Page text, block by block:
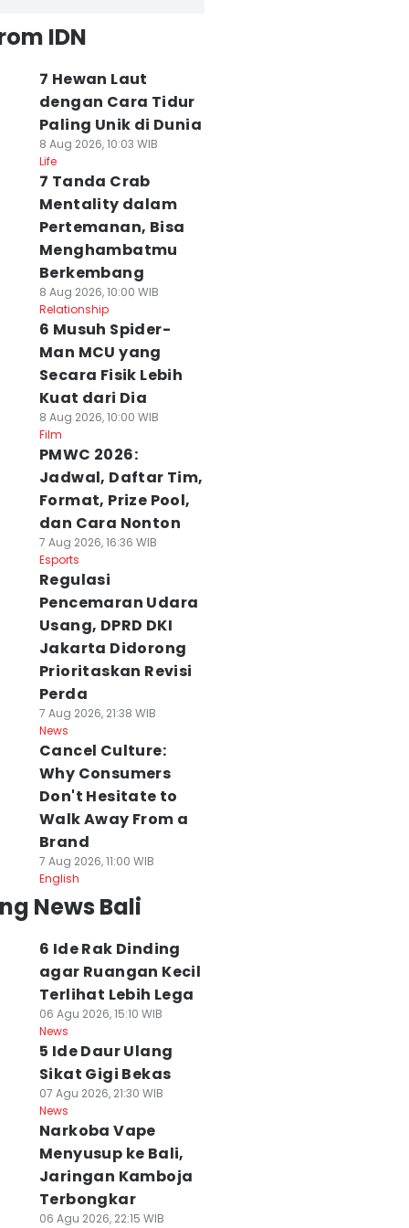
IDN
7 Hewan Laut
dengan Cara Tidur
Paling Unik di Dunia
8 Aug 2026, 10:03 WIB
Life
7 Tanda Crab
Mentality dalam
Pertemanan, Bisa
Menghambatmu
Berkembang
8 Aug 2026, 10:00 WIB
Relationship
6 Musuh Spider-
Man MCU yang
Secara Fisik Lebih
Kuat dari Dia
8 Aug 2026, 10:00 WIB
Film
PMWC 2026:
Jadwal, Daftar Tim,
Format, Prize Pool,
dan Cara Nonton
7 Aug 2026, 16:36 WIB
Esports
Regulasi
Pencemaran Udara
Usang, DPRD DKI
Jakarta Didorong
Prioritaskan Revisi
Perda
7 Aug 2026, 21:38 WIB
News
Cancel Culture:
Why Consumers
Don't Hesitate to
Walk Away From a
Brand
7 Aug 2026, 11:00 WIB
English
News Bali
6 Ide Rak Dinding
agar Ruangan Kecil
Terlihat Lebih Lega
06 Agu 2026, 15:10 WIB
News
5 Ide Daur Ulang
Sikat Gigi Bekas
07 Agu 2026, 21:30 WIB
News
Narkoba Vape
Menyusup ke Bali,
Jaringan Kamboja
Terbongkar
06 Agu 2026, 22:15 WIB